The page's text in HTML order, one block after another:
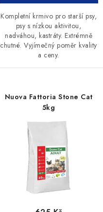
Kompletní krmivo pro starší psy,
psy s nízkou aktivitou,
nadváhou, kastráty. Extrémně
chutné. Vyjímečný poměr kvality
a ceny.
Nuova Fattoria Stone Cat
5kg